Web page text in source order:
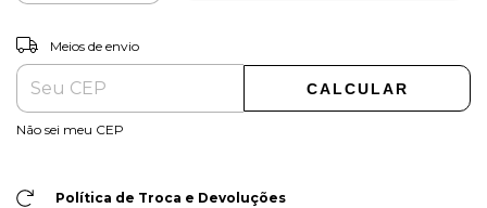
Entregas para o CEP:
Meios de envio
CALCULAR
Não sei meu CEP
Política de Troca e Devoluções